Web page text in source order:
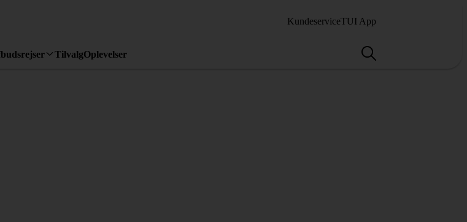
KundeserviceTUI App
TilvalgOplevelser